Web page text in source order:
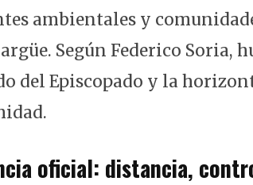
ambientales y
Según Federico Soria,
del Episcopado y la
oficial: distancia,